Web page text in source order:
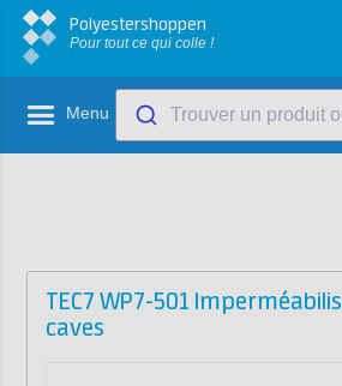
Polyestershoppen
Pour tout ce qui colle !
Menu Trouver un produit
TEC7 WP7-501
caves